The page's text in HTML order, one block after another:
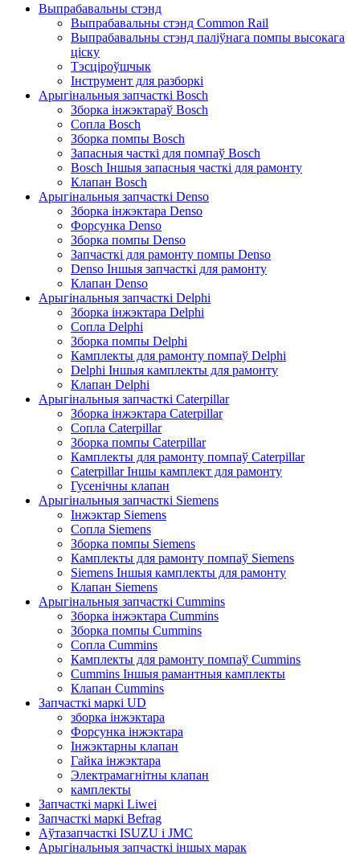
Выпрабавальны стэнд
Выпрабавальны стэнд Common Rail
Выпрабавальны стэнд паліўнага помпы высокага
ціску
Тэсціроўшчык
Інструмент для разборкі
Арыгінальныя запчасткі Bosch
Зборка інжэктараў Bosch
Сопла Bosch
Зборка помпы Bosch
Запасныя часткі для помпаў Bosch
Bosch Іншыя запасныя часткі для рамонту
Клапан Bosch
Арыгінальныя запчасткі Denso
Зборка інжэктара Denso
Форсунка Denso
Зборка помпы Denso
Запчасткі для рамонту помпы Denso
Denso Іншыя запчасткі для рамонту
Клапан Denso
Арыгінальныя запчасткі Delphi
Зборка інжэктара Delphi
Сопла Delphi
Зборка помпы Delphi
Камплекты для рамонту помпаў Delphi
Delphi Іншыя камплекты для рамонту
Клапан Delphi
Арыгінальныя запчасткі Caterpillar
Зборка інжэктара Caterpillar
Сопла Caterpillar
Зборка помпы Caterpillar
Камплекты для рамонту помпаў Caterpillar
Caterpillar Іншы камплект для рамонту
Гусенічны клапан
Арыгінальныя запчасткі Siemens
Інжэктар Siemens
Сопла Siemens
Зборка помпы Siemens
Камплекты для рамонту помпаў Siemens
Siemens Іншыя камплекты для рамонту
Клапан Siemens
Арыгінальныя запчасткі Cummins
Зборка інжэктара Cummins
Зборка помпы Cummins
Сопла Cummins
Камплекты для рамонту помпаў Cummins
Cummins Іншыя рамантныя камплекты
Клапан Cummins
Запчасткі маркі UD
зборка інжэктара
Форсунка інжэктара
Інжэктарны клапан
Гайка інжэктара
Электрамагнітны клапан
камплекты
Запчасткі маркі Liwei
Запчасткі маркі Befrag
Аўтазапчасткі ISUZU і JMC
Арыгінальныя запчасткі іншых марак